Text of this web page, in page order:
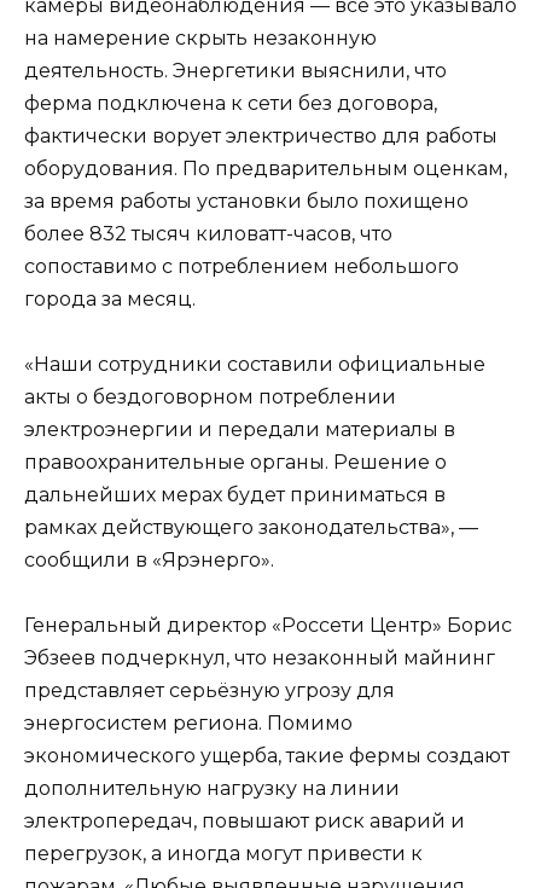
камеры видеонаблюдения — всё это указывало
на намерение скрыть незаконную
деятельность. Энергетики выяснили, что
ферма подключена к сети без договора,
фактически ворует электричество для работы
оборудования. По предварительным оценкам,
за время работы установки было похищено
более 832 тысяч киловатт-часов, что
сопоставимо с потреблением небольшого
города за месяц.
«Наши сотрудники составили официальные
акты о бездоговорном потреблении
электроэнергии и передали материалы в
правоохранительные органы. Решение о
дальнейших мерах будет приниматься в
рамках действующего законодательства», —
сообщили в «Ярэнерго».
Генеральный директор «Россети Центр» Борис
Эбзеев подчеркнул, что незаконный майнинг
представляет серьёзную угрозу для
энергосистем региона. Помимо
экономического ущерба, такие фермы создают
дополнительную нагрузку на линии
электропередач, повышают риск аварий и
перегрузок, а иногда могут привести к